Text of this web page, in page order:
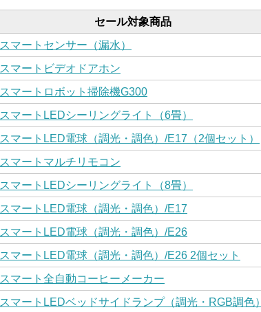
セール対象商品
スマートセンサー（漏水）
スマートビデオドアホン
スマートロボット掃除機G300
スマートLEDシーリングライト（6畳）
スマートLED電球（調光・調色）/E17（2個セット）
スマートマルチリモコン
スマートLEDシーリングライト（8畳）
スマートLED電球（調光・調色）/E17
スマートLED電球（調光・調色）/E26
スマートLED電球（調光・調色）/E26 2個セット
スマート全自動コーヒーメーカー
スマートLEDベッドサイドランプ（調光・RGB調色）